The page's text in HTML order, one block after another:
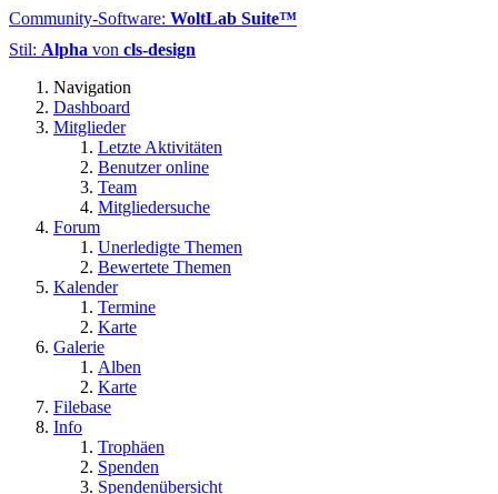
Community-Software: WoltLab Suite™
Stil: Alpha von cls-design
Navigation
Dashboard
Mitglieder
Letzte Aktivitäten
Benutzer online
Team
Mitgliedersuche
Forum
Unerledigte Themen
Bewertete Themen
Kalender
Termine
Karte
Galerie
Alben
Karte
Filebase
Info
Trophäen
Spenden
Spendenübersicht